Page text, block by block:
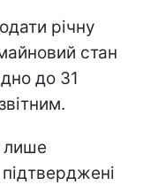
річну
стан
до 31
лише